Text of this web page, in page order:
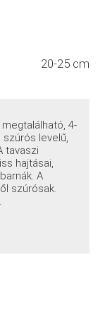
20-25 cm
4-
szúrós levelű,
tavaszi
hajtásai,
A
szúrósak.